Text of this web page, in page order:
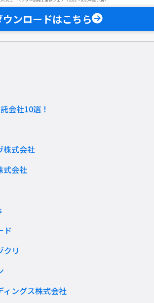
ンロードはこちら
会社10選！
株式会社
式会社
ド
クリ
ィングス株式会社